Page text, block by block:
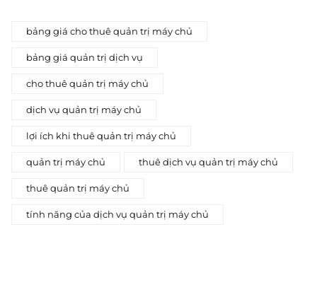
bảng giá cho thuê quản trị máy chủ
bảng giá quản trị dịch vụ
cho thuê quản trị máy chủ
dịch vụ quản trị máy chủ
lợi ích khi thuê quản trị máy chủ
quản trị máy chủ thuê dịch vụ quản trị máy chủ
thuê quản trị máy chủ
tính năng của dịch vụ quản trị máy chủ